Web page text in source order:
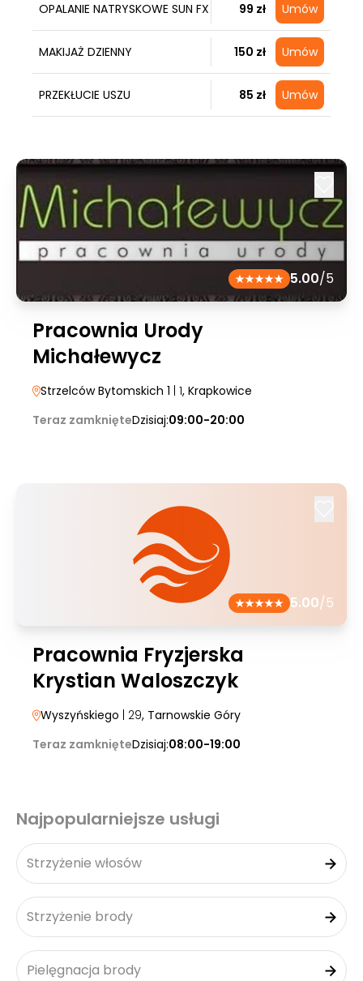
OPALANIE NATRYSKOWE SUN FX 99 zł Umów
MAKIJAŻ DZIENNY 150 zł Umów
PRZEKŁUCIE USZU 85 zł Umów
5.00/5
Pracownia Urody
Michałewycz
Strzelców Bytomskich 1 | 1, Krapkowice
Teraz zamknięteDzisiaj:09:00-20:00
5.00/5
Pracownia Fryzjerska
Krystian Waloszczyk
Wyszyńskiego | 29, Tarnowskie Góry
Teraz zamknięteDzisiaj:08:00-19:00
Najpopularniejsze usługi
Strzyżenie włosów
Strzyżenie brody
Pielęgnacja brody